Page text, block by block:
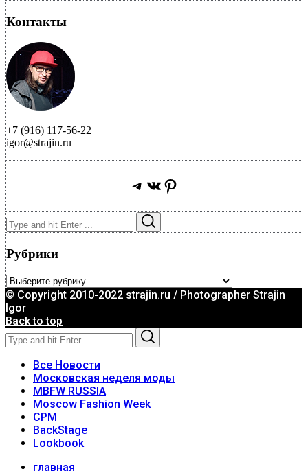
Контакты
+7 (916) 117-56-22
igor@strajin.ru
Telegram
ВКонтакте
Pinterest
Search
for:
Рубрики
Рубрики
© Copyright 2010-2022 strajin.ru / Photographer Strajin
Igor
Back to top
Search
for:
Все Новости
Московская неделя моды
MBFW RUSSIA
Moscow Fashion Week
CPM
BackStage
Lookbook
главная